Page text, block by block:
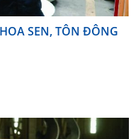
SEN, TÔN ĐÔNG